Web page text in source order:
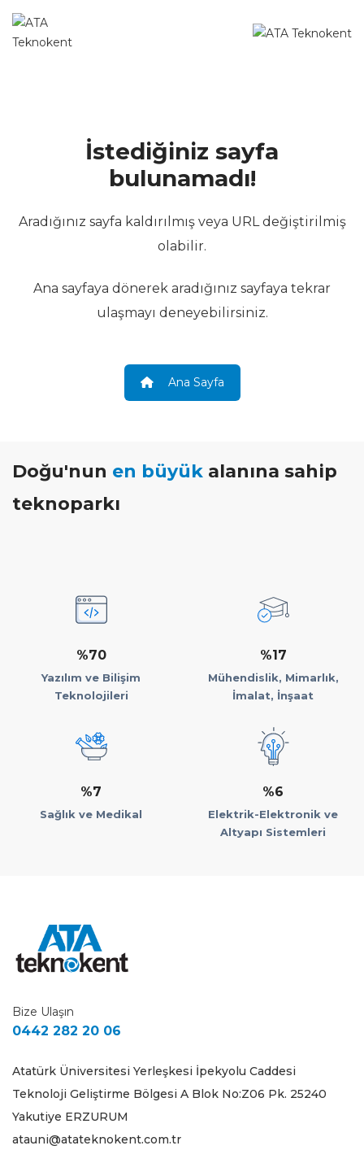
İstediğiniz sayfa
bulunamadı!
Aradığınız sayfa kaldırılmış veya URL değiştirilmiş
olabilir.
Ana sayfaya dönerek aradığınız sayfaya tekrar
ulaşmayı deneyebilirsiniz.
Ana Sayfa
Doğu'nun en büyük alanına sahip
teknoparkı
%70
Yazılım ve Bilişim
Teknolojileri
%17
Mühendislik, Mimarlık,
İmalat, İnşaat
%7
Sağlık ve Medikal
%6
Elektrik-Elektronik ve
Altyapı Sistemleri
Bize Ulaşın
0442 282 20 06
Atatürk Üniversitesi Yerleşkesi İpekyolu Caddesi
Teknoloji Geliştirme Bölgesi A Blok No:Z06 Pk. 25240
Yakutiye ERZURUM
atauni@atateknokent.com.tr